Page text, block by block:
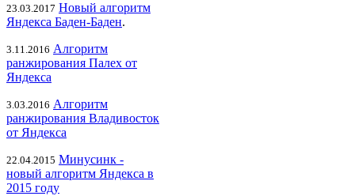
23.03.2017 Новый алгоритм
Яндекса Баден-Баден.
3.11.2016 Алгоритм
ранжирования Палех от
Яндекса
3.03.2016 Алгоритм
ранжирования Владивосток
от Яндекса
22.04.2015 Минусинк -
новый алгоритм Яндекса в
2015 году